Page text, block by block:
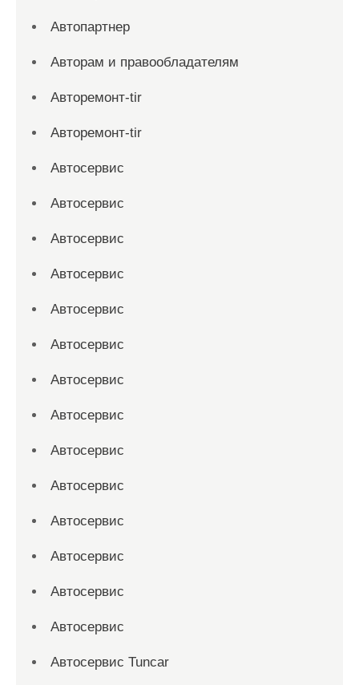
Автопартнер
Авторам и правообладателям
Авторемонт-tir
Авторемонт-tir
Автосервис
Автосервис
Автосервис
Автосервис
Автосервис
Автосервис
Автосервис
Автосервис
Автосервис
Автосервис
Автосервис
Автосервис
Автосервис
Автосервис
Автосервис Tuncar